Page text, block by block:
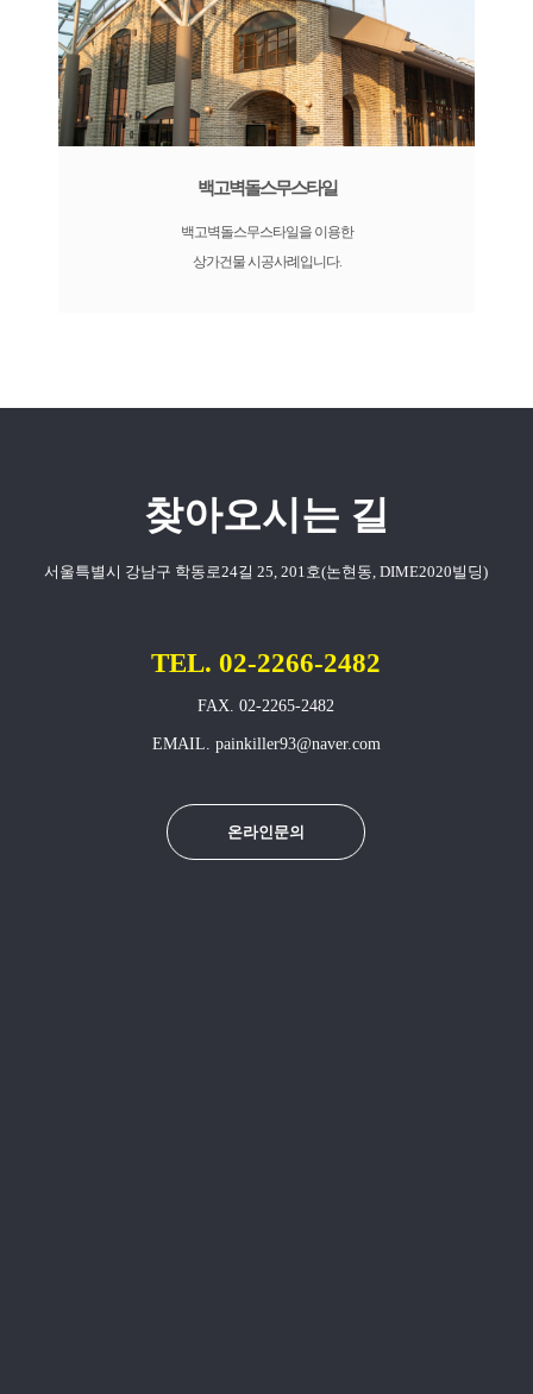
백고벽돌스무스타일
백고벽돌스무스타일을 이용한
상가건물 시공사례입니다.
찾아오시는 길
서울특별시 강남구 학동로24길 25, 201호(논현동, DIME2020빌딩)
TEL. 02-2266-2482
FAX. 02-2265-2482
EMAIL. painkiller93@naver.com
온라인문의